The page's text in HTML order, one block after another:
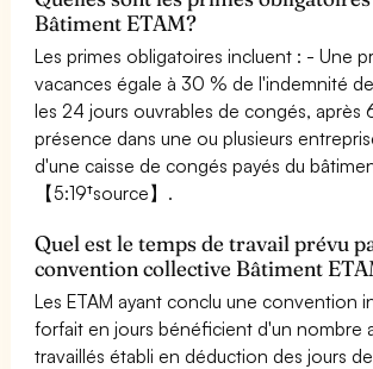
Bâtiment ETAM?
Les primes obligatoires incluent : - Une
vacances égale à 30 % de l'indemnité
les 24 jours ouvrables de congés, après
présence dans une ou plusieurs
d'une caisse de congés payés du
【5:19†source】.
Quel est le temps de travail prévu
convention collective Bâtiment
Les ETAM ayant conclu une convention
forfait en jours bénéficient d'un nombre
travaillés établi en déduction des jours